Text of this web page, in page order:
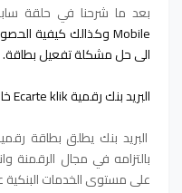
بعد ما شرحنا في حلقة
Mobile وكذالك كيفية الحصول على
الى حل مشكلة تفعيل بطاقة.
البريد بنك رقمية Ecarte klik خاصة بالتجارة الالكترونية
البريد بنك يطلق بطاقة
بالتزامه في مجال الرقمنة
على مستوى الخدمات البنكية